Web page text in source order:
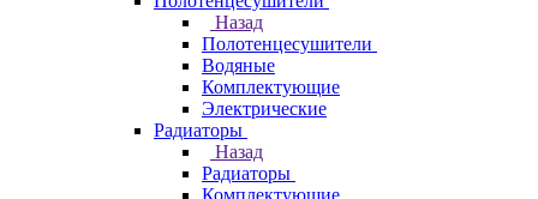
Назад
Полотенцесушители
Водяные
Комплектующие
Электрические
Радиаторы
Назад
Радиаторы
Комплектующие